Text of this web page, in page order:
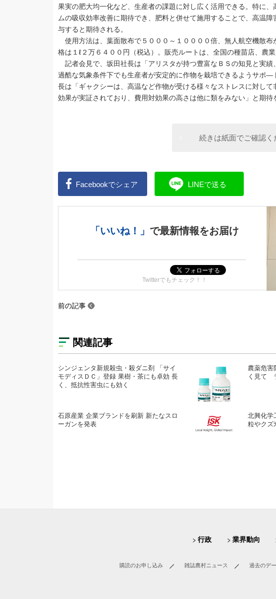
果実の肥大均一化など、生産者の課題に対し広く活用できる。特に
ムの吸収効率改善に期待でき、肥料と併せて施用することで、高温
与すると期待される。
使用方法は、葉面散布で５０００～１００００倍、無人航空機散
格は１ℓ２万６４００円（税込）。販売ルートは、全国の種苗店、農業
記者会見で、坂田社長は「アリスタが持つ豊富なＢＳの知見と実績
過酷な気象条件下でも生産者が安定的に作物を栽培できるようサポ
長は「ギャクシーは、高温など作物が受ける様々なストレスに対し
効果が実証されており、費用対効果の高さは他に類をみない」と期待
続きは紙面でご確認く
Facebookでシェア LINEで送る
「いいね！」 で最新情報をお届け
Twitterでもチェック！！
前の記事
関連記事
シンジェンタ新規殺虫・殺ダニ剤 「サイ
モディスＤＣ」登録 果樹・茶にも卓効 長
く、抵抗性害虫にも効く
農薬危害
く見て
石原産業 企業ブランドを刷新 新たなスロ
ーガンを発表
北興化学
粒やクズ
行政 業界動向
購読のお申し込み 雑誌農村ニュース 過去のデ